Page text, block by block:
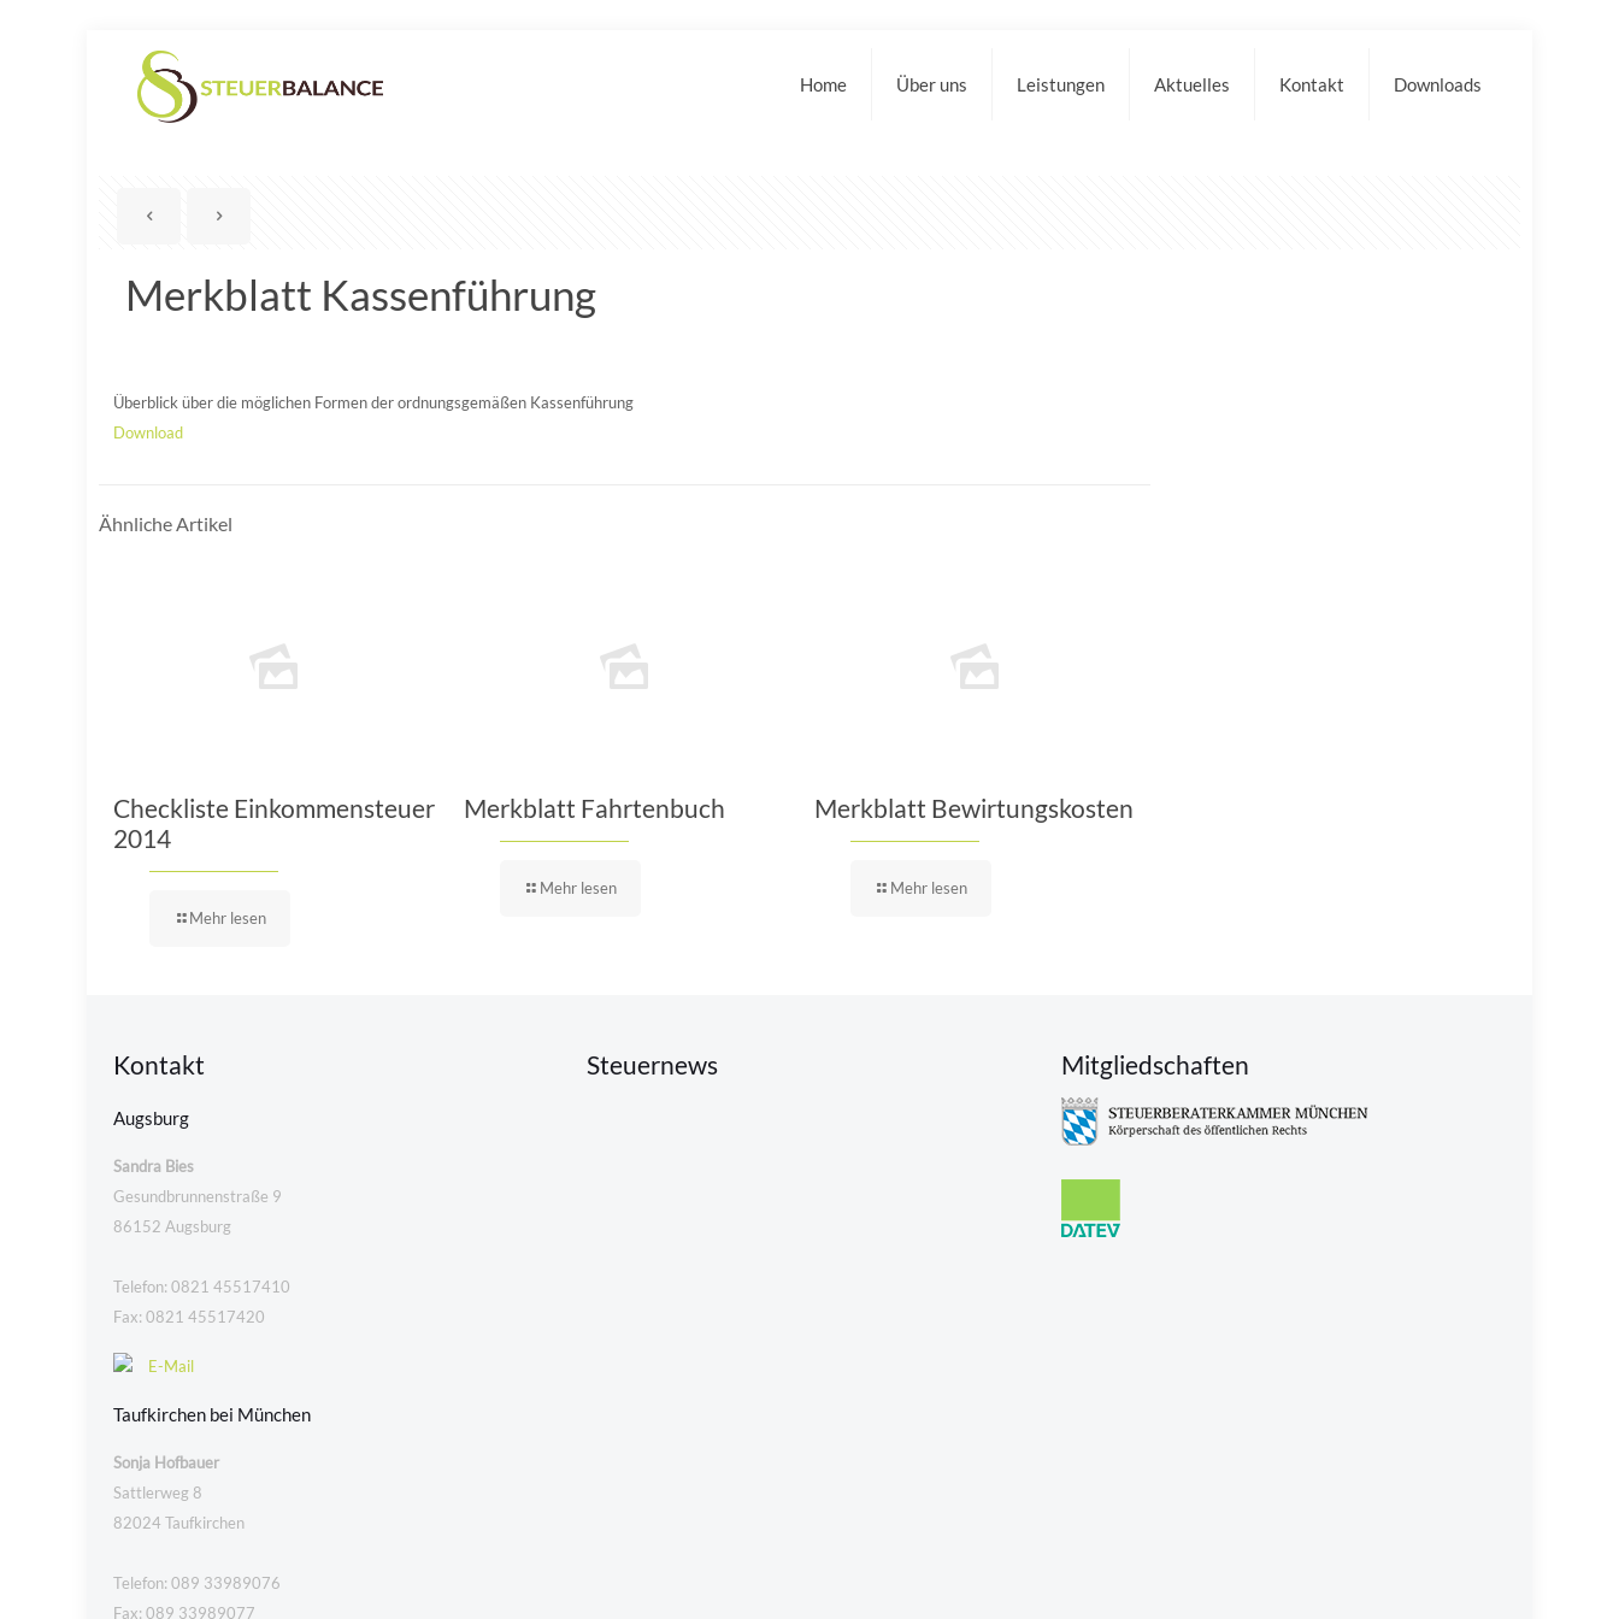
Home Über uns Leistungen Aktuelles Kontakt Downloads
Merkblatt Kassenführung
Überblick über die möglichen Formen der ordnungsgemäßen Kassenführung
Download
Ähnliche Artikel
Checkliste Einkommensteuer
2014
Mehr lesen
Merkblatt Fahrtenbuch
Mehr lesen
Merkblatt Bewirtungskosten
Mehr lesen
Kontakt
Augsburg
Sandra Bies
Gesundbrunnenstraße 9
86152 Augsburg
Telefon: 0821 45517410
Fax: 0821 45517420
E-Mail
Taufkirchen bei München
Sonja Hofbauer
Sattlerweg 8
82024 Taufkirchen
Telefon: 089 33989076
Fax: 089 33989077
Steuernews Mitgliedschaften